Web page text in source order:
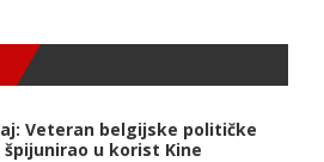
Veteran belgijske političke
špijunirao u korist Kine